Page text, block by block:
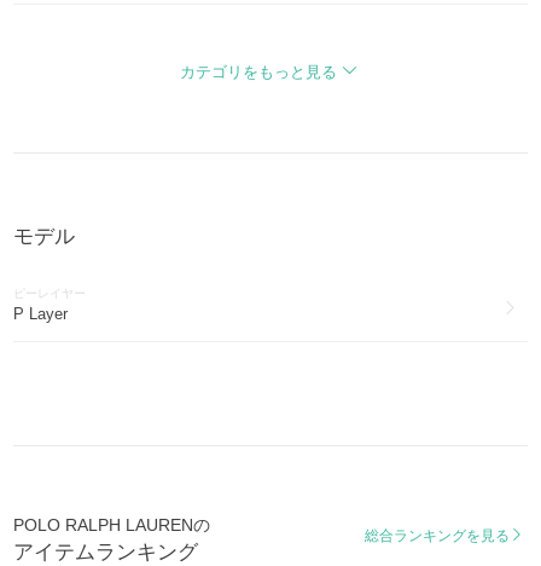
POLO RALPH LAUREN
POLO RALPH LAUREN
アイウェア(260)
POLO RALPH LAUREN
その他ファッション(29)
カテゴリをもっと見る
モデル
ピーレイヤー
P Layer
POLO RALPH LAURENの
アイテムランキング
総合ランキングを見る